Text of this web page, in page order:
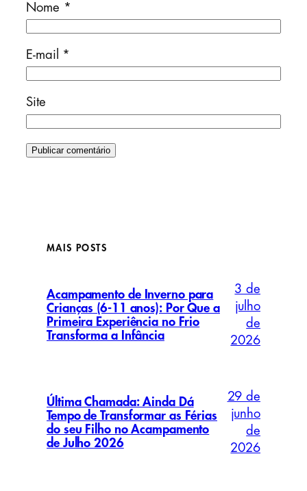
Nome *
E-mail *
Site
MAIS POSTS
Acampamento de Inverno para
Crianças (6-11 anos): Por Que a
Primeira Experiência no Frio
Transforma a Infância
3 de
julho
de
2026
Última Chamada: Ainda Dá
Tempo de Transformar as Férias
do seu Filho no Acampamento
de Julho 2026
29 de
junho
de
2026